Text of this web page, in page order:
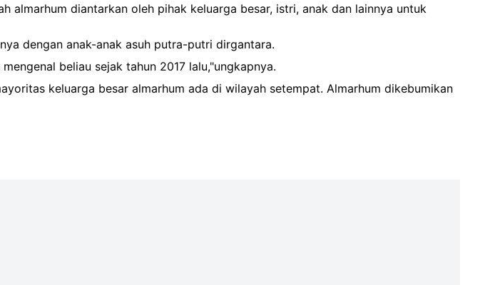
almarhum diantarkan oleh pihak keluarga besar, istri, anak dan lainnya untuk
dengan anak-anak asuh putra-putri dirgantara.
beliau sejak tahun 2017 lalu,"ungkapnya.
keluarga besar almarhum ada di wilayah setempat. Almarhum dikebumikan